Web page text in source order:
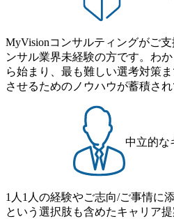
MyVisionコンサルティングがご
ンサル業界未経験の方です。わ
ら始まり、最も難しい選考対策
させるためのノウハウが蓄積され
中立的な
1人1人の経験やご志向/ご事情に
という選択肢も含めたキャリア